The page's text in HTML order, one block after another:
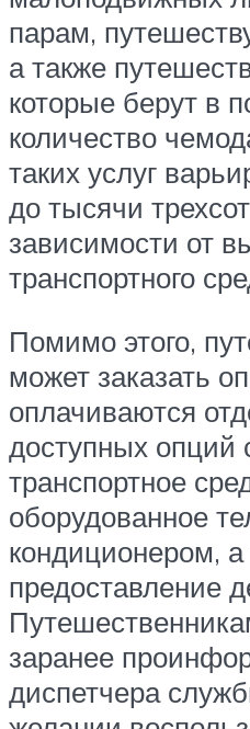
парам,
а также
которые берут в
количество
таких услуг
до тысячи
зависимости от
транспортного
Помимо этого,
может заказать
оплачиваются
доступных опций
транспортное
оборудованное
кондиционером, а
предоставление
заранее
диспетчера